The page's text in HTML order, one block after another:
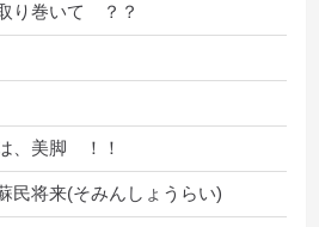
り巻いて ？？
、美脚 ！！
将来(そみんしょうらい)